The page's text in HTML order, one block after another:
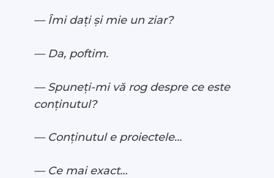
— Îmi dați și mie un ziar?
— Da, poftim.
— Spuneți-mi vă rog despre ce este
conținutul?
— Conținutul e proiectele…
— Ce mai exact…